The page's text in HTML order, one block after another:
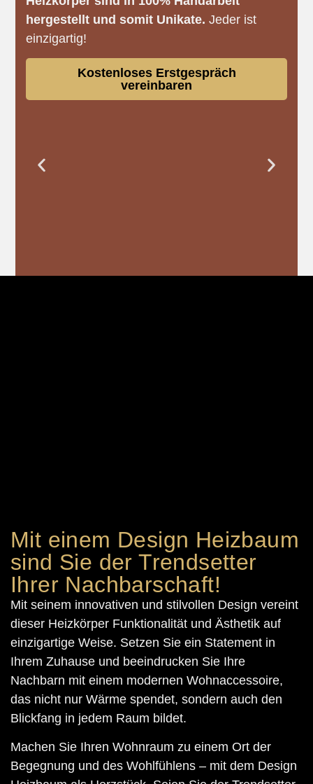
hergestellt und somit Unikate. Jeder ist
einzigartig!
Kostenloses Erstgespräch
vereinbaren
Mit einem Design Heizbaum
sind Sie der Trendsetter
Ihrer Nachbarschaft!
Mit seinem innovativen und stilvollen Design vereint
dieser Heizkörper Funktionalität und Ästhetik auf
einzigartige Weise. Setzen Sie ein Statement in
Ihrem Zuhause und beeindrucken Sie Ihre
Nachbarn mit einem modernen Wohnaccessoire,
das nicht nur Wärme spendet, sondern auch den
Blickfang in jedem Raum bildet.
Machen Sie Ihren Wohnraum zu einem Ort der
Begegnung und des Wohlfühlens – mit dem Design